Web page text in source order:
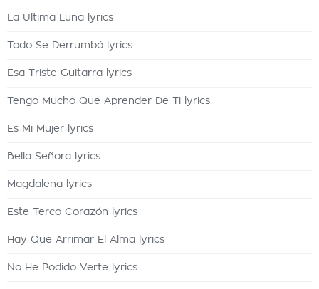
La Ultima Luna lyrics
Todo Se Derrumbó lyrics
Esa Triste Guitarra lyrics
Tengo Mucho Que Aprender De Ti lyrics
Es Mi Mujer lyrics
Bella Señora lyrics
Magdalena lyrics
Este Terco Corazón lyrics
Hay Que Arrimar El Alma lyrics
No He Podido Verte lyrics